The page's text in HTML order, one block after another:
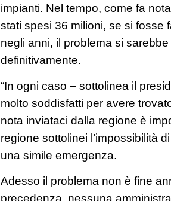
impianti. Nel tempo, come fa
stati spesi 36 milioni, se si fosse
negli anni, il problema si
definitivamente.
“In ogni caso – sottolinea il
molto soddisfatti per avere
nota inviataci dalla regione è
regione sottolinei l’impossibilità
una simile emergenza.
Adesso il problema non è fine
precedenza, nessuna